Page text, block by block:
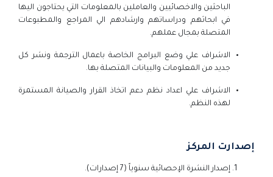
الباحثين والاخصائيين والعاملين بالمعلومات التي يحتاجون اليها
في ابحاثهم ودراساتهم وارشادهم الي المراجع والمطبوعات
المتصلة بمجال عملهم.
الاشراف علي وضع البرامج الخاصة باعمال الترجمة ونشر كل
جديد من المعلومات والبيانات المتصلة بها.
الاشراف علي اعداد نظم دعم اتخاذ القرار والصيانة المستمرة
لهذه النظم.
إصدارت المركز
إصدار النشرة الإحصائية سنوياً (7 إصدارات).